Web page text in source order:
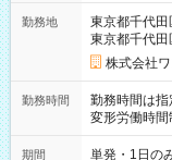
勤務地
東京都千代田
東京都千代田
株式会社
勤務時間
勤務時間は指
変形労働時間制 想定
～21：00
期間 単発・1日の